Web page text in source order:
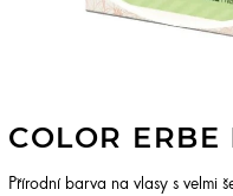
COLOR ERBE
Přírodní barva na vlasy s velmi